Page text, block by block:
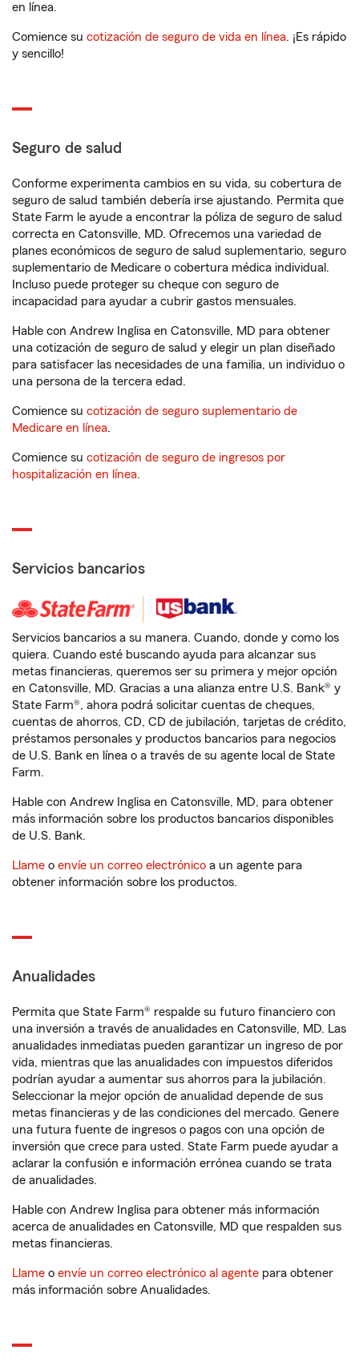
en línea.
Comience su cotización de seguro de vida en línea. ¡Es rápido
y sencillo!
Seguro de salud
Conforme experimenta cambios en su vida, su cobertura de
seguro de salud también debería irse ajustando. Permita que
State Farm le ayude a encontrar la póliza de seguro de salud
correcta en Catonsville, MD. Ofrecemos una variedad de
planes económicos de seguro de salud suplementario, seguro
suplementario de Medicare o cobertura médica individual.
Incluso puede proteger su cheque con seguro de
incapacidad para ayudar a cubrir gastos mensuales.
Hable con Andrew Inglisa en Catonsville, MD para obtener
una cotización de seguro de salud y elegir un plan diseñado
para satisfacer las necesidades de una familia, un individuo o
una persona de la tercera edad.
Comience su cotización de seguro suplementario de
Medicare en línea.
Comience su cotización de seguro de ingresos por
hospitalización en línea.
Servicios bancarios
Servicios bancarios a su manera. Cuando, donde y como los
quiera. Cuando esté buscando ayuda para alcanzar sus
metas financieras, queremos ser su primera y mejor opción
en Catonsville, MD. Gracias a una alianza entre U.S. Bank® y
State Farm®, ahora podrá solicitar cuentas de cheques,
cuentas de ahorros, CD, CD de jubilación, tarjetas de crédito,
préstamos personales y productos bancarios para negocios
de U.S. Bank en línea o a través de su agente local de State
Farm.
Hable con Andrew Inglisa en Catonsville, MD, para obtener
más información sobre los productos bancarios disponibles
de U.S. Bank.
Llame o envíe un correo electrónico a un agente para
obtener información sobre los productos.
Anualidades
Permita que State Farm® respalde su futuro financiero con
una inversión a través de anualidades en Catonsville, MD. Las
anualidades inmediatas pueden garantizar un ingreso de por
vida, mientras que las anualidades con impuestos diferidos
podrían ayudar a aumentar sus ahorros para la jubilación.
Seleccionar la mejor opción de anualidad depende de sus
metas financieras y de las condiciones del mercado. Genere
una futura fuente de ingresos o pagos con una opción de
inversión que crece para usted. State Farm puede ayudar a
aclarar la confusión e información errónea cuando se trata
de anualidades.
Hable con Andrew Inglisa para obtener más información
acerca de anualidades en Catonsville, MD que respalden sus
metas financieras.
Llame o envíe un correo electrónico al agente para obtener
más información sobre Anualidades.